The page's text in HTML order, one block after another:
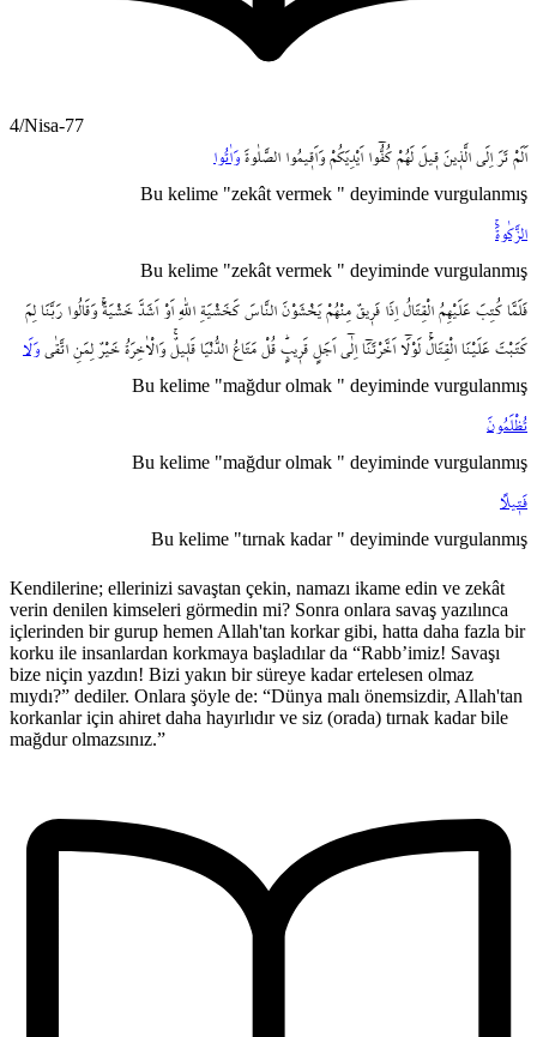
4/Nisa-77
اَلَمْ تَرَ اِلَى الَّذ۪ينَ ق۪يلَ لَهُمْ كُفُّٓوا اَيْدِيَكُمْ وَاَق۪يمُوا الصَّلٰوةَ وَاٰتُوا
Bu kelime "zekât vermek " deyiminde vurgulanmış
الزَّكٰوةَۚ
Bu kelime "zekât vermek " deyiminde vurgulanmış
فَلَمَّا كُتِبَ عَلَيْهِمُ الْقِتَالُ اِذَا فَر۪يقٌ مِنْهُمْ يَخْشَوْنَ النَّاسَ كَخَشْيَةِ اللّٰهِ اَوْ اَشَدَّ خَشْيَةًۚ وَقَالُوا رَبَّنَا لِمَ
كَتَبْتَ عَلَيْنَا الْقِتَالَۚ لَوْلَٓا اَخَّرْتَنَٓا اِلٰٓى اَجَلٍ قَر۪يبٍۜ قُلْ مَتَاعُ الدُّنْيَا قَل۪يلٌۚ وَالْاٰخِرَةُ خَيْرٌ لِمَنِ اتَّقٰى
وَلَا
Bu kelime "mağdur olmak " deyiminde vurgulanmış
تُظْلَمُونَ
Bu kelime "mağdur olmak " deyiminde vurgulanmış
فَت۪يلاً
Bu kelime "tırnak kadar " deyiminde vurgulanmış
Kendilerine; ellerinizi savaştan çekin, namazı ikame edin ve zekât
verin denilen kimseleri görmedin mi? Sonra onlara savaş yazılınca
içlerinden bir gurup hemen Allah'tan korkar gibi, hatta daha fazla bir
korku ile insanlardan korkmaya başladılar da “Rabb’imiz! Savaşı
bize niçin yazdın! Bizi yakın bir süreye kadar ertelesen olmaz
mıydı?” dediler. Onlara şöyle de: “Dünya malı önemsizdir, Allah'tan
korkanlar için ahiret daha hayırlıdır ve siz (orada) tırnak kadar bile
mağdur olmazsınız.”